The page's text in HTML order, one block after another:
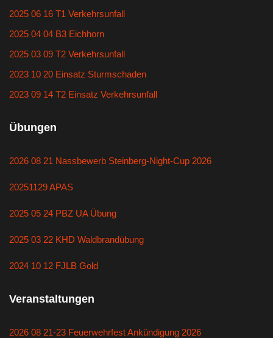
2025 06 16 T1 Verkehrsunfall
2025 04 04 B3 Eichhorn
2025 03 09 T2 Verkehrsunfall
2023 10 20 Einsatz Sturmschaden
2023 09 14 T2 Einsatz Verkehrsunfall
Übungen
2026 08 21 Nassbewerb Steinberg-Night-Cup 2026
20251129 APAS
2025 05 24 PBZ UA Übung
2025 03 22 KHD Waldbrandübung
2024 10 12 FJLB Gold
Veranstaltungen
2026 08 21-23 Feuerwehrfest Ankündigung 2026